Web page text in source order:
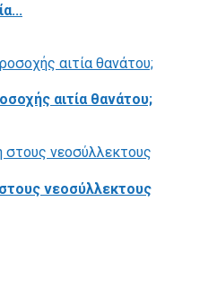
αιτία θανάτου;
νεοσύλλεκτους